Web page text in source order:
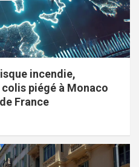
incendie,
piégé à Monaco
France